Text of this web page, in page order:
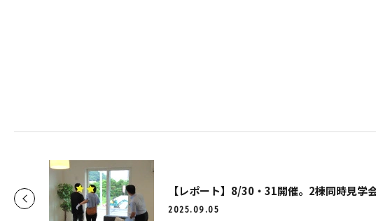
2025.09.05